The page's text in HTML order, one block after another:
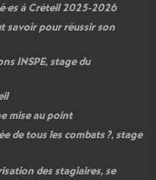
·es à Créteil 2025-2026
savoir pour réussir son
INSPE, stage du
mise au point
de tous les combats ?, stage
des stagiaires, se